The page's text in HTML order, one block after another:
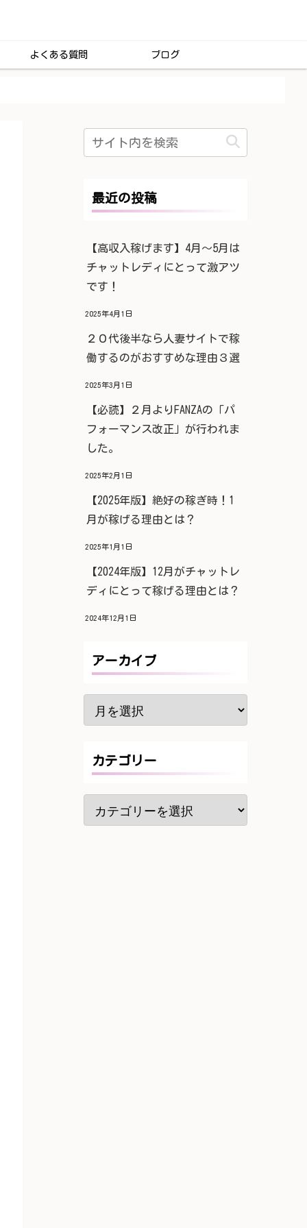
よくある質問 ブログ
最近の投稿
【高収入稼げます】4月〜5月は
チャットレディにとって激アツ
です！
2025年4月1日
２０代後半なら人妻サイトで稼
働するのがおすすめな理由３選
2025年3月1日
【必読】２月よりFANZAの「パ
フォーマンス改正」が行われま
した。
2025年2月1日
【2025年版】絶好の稼ぎ時！1
月が稼げる理由とは？
2025年1月1日
【2024年版】12月がチャットレ
ディにとって稼げる理由とは？
2024年12月1日
アーカイブ
カテゴリー